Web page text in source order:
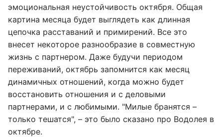
эмоциональная неустойчивость октября. Общая
картина месяца будет выглядеть как длинная
цепочка расставаний и примирений. Все это
внесет некоторое разнообразие в совместную
жизнь с партнером. Даже будучи периодом
переживаний, октябрь запомнится как месяц
динамичных отношений, когда можно будет
восстановить отношения и с деловыми
партнерами, и с любимыми. "Милые бранятся –
только тешатся", – это было сказано про Водолея в
октябре.